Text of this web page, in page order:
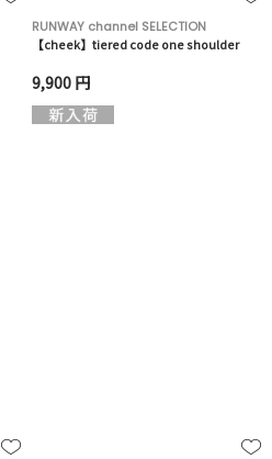
RUNWAY channel SELECTION
【cheek】tiered code one shoulder
9,900 円